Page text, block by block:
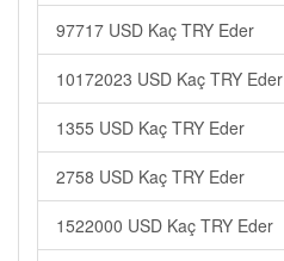
97717 USD Kaç TRY Eder
10172023 USD Kaç TRY Eder
1355 USD Kaç TRY Eder
2758 USD Kaç TRY Eder
1522000 USD Kaç TRY Eder